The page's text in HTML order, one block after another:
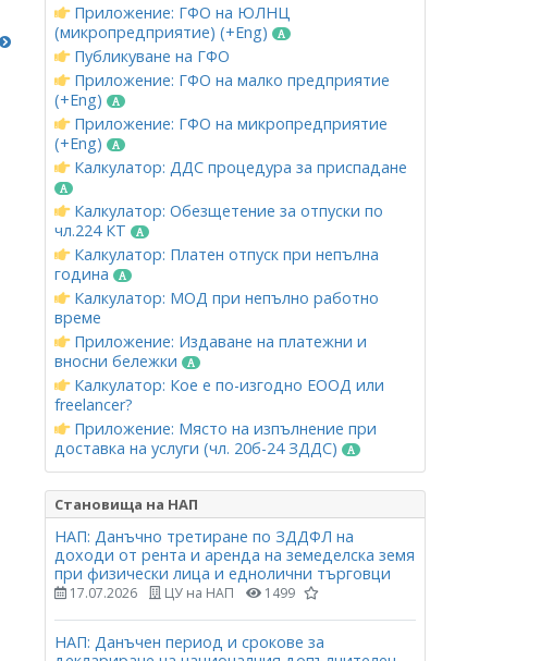
Приложение: ГФО на ЮЛНЦ
(микропредприятие) (+Eng)
Публикуване на ГФО
Приложение: ГФО на малко предприятие
(+Eng)
Приложение: ГФО на микропредприятие
(+Eng)
Калкулатор: ДДС процедура за приспадане
Калкулатор: Обезщетение за отпуски по
чл.224 КТ
Калкулатор: Платен отпуск при непълна
година
Калкулатор: МОД при непълно работно
време
Приложение: Издаване на платежни и
вносни бележки
Калкулатор: Кое е по-изгодно ЕООД или
freelancer?
Приложение: Място на изпълнение при
доставка на услуги (чл. 20б-24 ЗДДС)
Становища на НАП
НАП: Данъчно третиране по ЗДДФЛ на
доходи от рента и аренда на земеделска земя
при физически лица и еднолични търговци
17.07.2026 ЦУ на НАП 1499
НАП: Данъчен период и срокове за